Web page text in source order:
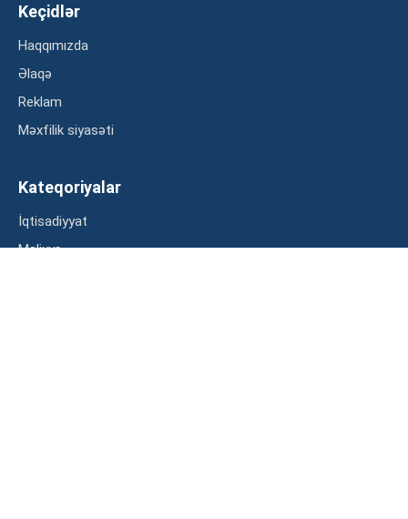
Keçidlər
Haqqımızda
Əlaqə
Reklam
Məxfilik siyasəti
Kateqoriyalar
İqtisadiyyat
Maliyyə